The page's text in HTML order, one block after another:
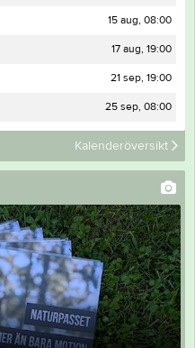
15 aug, 08:00
17 aug, 19:00
21 sep, 19:00
25 sep, 08:00
Kalenderöversikt